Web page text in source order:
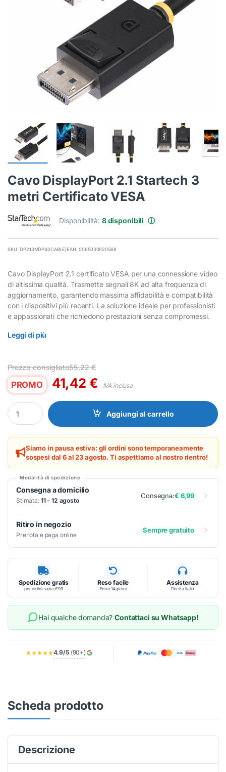
Cavo DisplayPort 2.1 Startech 3
metri Certificato VESA
Disponibilità: 8 disponibili ⓘ
SKU: DP213MDP40CABLE |EAN: 0065030920568
Cavo DisplayPort 2.1 certificato VESA per una connessione video
di altissima qualità. Trasmette segnali 8K ad alta frequenza di
aggiornamento, garantendo massima affidabilità e compatibilità
con i dispositivi più recenti. La soluzione ideale per professionisti
e appassionati che richiedono prestazioni senza compromessi.
Leggi di più
Prezzo consigliato55,22€
PROMO 41,42 € IVA inclusa
Cavo DisplayPort 2.1 Startech 3 metri Certificato VESA quantity
Aggiungi al carrello
Siamo in pausa estiva: gli ordini sono temporaneamente
sospesi dal 6 al 23 agosto. Ti aspettiamo al nostro rientro!
Modalità di spedizione
Consegna a domicilio
Stimata: 11 - 12 agosto
Consegna:€ 6,99
Ritiro in negozio
Prenota e paga online
Sempre gratuito
Spedizione gratis
per ordini sopra €99
Reso facile
Entro 14 giorni
Assistenza
Diretta Italia
Hai qualche domanda?Contattaci su Whatsapp!
★★★★★4.9/5(90+)
Scheda prodotto
Descrizione